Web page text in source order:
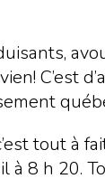
C’est
tout à
à 8 h 20.